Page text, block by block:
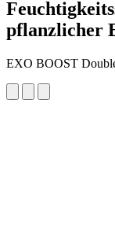
pflanzlicher
EXO BOOST